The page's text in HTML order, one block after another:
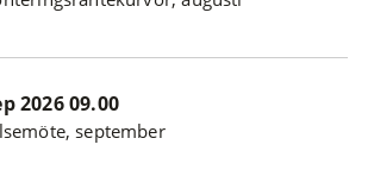
2026 09.00
september